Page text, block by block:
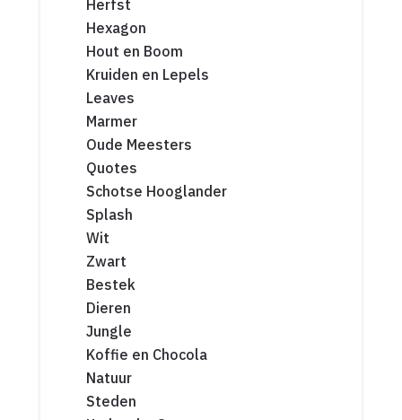
Herfst
Hexagon
Hout en Boom
Kruiden en Lepels
Leaves
Marmer
Oude Meesters
Quotes
Schotse Hooglander
Splash
Wit
Zwart
Bestek
Dieren
Jungle
Koffie en Chocola
Natuur
Steden